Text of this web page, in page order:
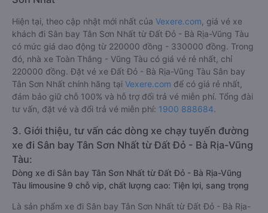
Hiện tại, theo cập nhật mới nhất của Vexere.com , giá vé xe
khách đi Sân bay Tân Sơn Nhất từ Đất Đỏ - Bà Rịa-Vũng Tàu
có mức giá dao động từ 220000 đồng - 330000 đồng. Trong
đó, nhà xe Toàn Thắng - Vũng Tàu có giá vé rẻ nhất, chỉ
220000 đồng. Đặt vé xe Đất Đỏ - Bà Rịa-Vũng Tàu Sân bay
Tân Sơn Nhất chính hãng tại Vexere.com để có giá rẻ nhất,
đảm bảo giữ chỗ 100% và hỗ trợ đổi trả vé miễn phí. Tổng đài
tư vấn, đặt vé và đổi trả vé miễn phí: 1900 888684.
3. Giới thiệu, tư vấn các dòng xe chạy tuyến đường
xe đi Sân bay Tân Sơn Nhất từ Đất Đỏ - Bà Rịa-Vũng
Tàu:
Dòng xe đi Sân bay Tân Sơn Nhất từ Đất Đỏ - Bà Rịa-Vũng
Tàu limousine 9 chỗ vip, chất lượng cao: Tiện lợi, sang trọng
Là sản phẩm xe đi Sân bay Tân Sơn Nhất từ Đất Đỏ - Bà Rịa-